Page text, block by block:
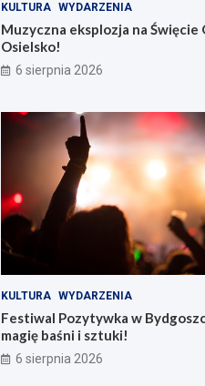
KULTURA WYDARZENIA
Muzyczna eksplozja na Święcie
Osielsko!
6 sierpnia 2026
KULTURA WYDARZENIA
Festiwal Pozytywka w
magię baśni i sztuki!
6 sierpnia 2026